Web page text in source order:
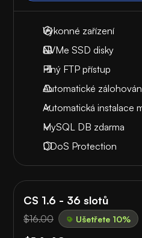
Výkonné zařízení
NVMe SSD disky
Plný FTP přístup
Automatické
Automatická instalace
MySQL DB zdarma
DDoS Protection
CS 1.6 - 36 slotů
$16.00 Ušetřete 10%